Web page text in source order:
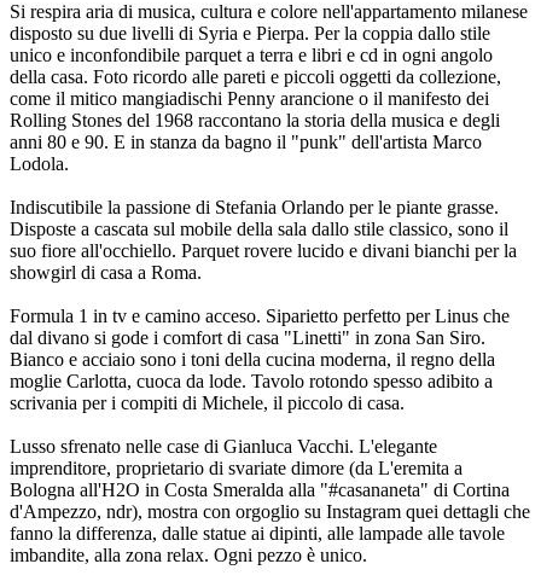
Si respira aria di musica, cultura e colore nell'appartamento milanese
disposto su due livelli di Syria e Pierpa. Per la coppia dallo stile
unico e inconfondibile parquet a terra e libri e cd in ogni angolo
della casa. Foto ricordo alle pareti e piccoli oggetti da collezione,
come il mitico mangiadischi Penny arancione o il manifesto dei
Rolling Stones del 1968 raccontano la storia della musica e degli
anni 80 e 90. E in stanza da bagno il "punk" dell'artista Marco
Lodola.
Indiscutibile la passione di Stefania Orlando per le piante grasse.
Disposte a cascata sul mobile della sala dallo stile classico, sono il
suo fiore all'occhiello. Parquet rovere lucido e divani bianchi per la
showgirl di casa a Roma.
Formula 1 in tv e camino acceso. Siparietto perfetto per Linus che
dal divano si gode i comfort di casa "Linetti" in zona San Siro.
Bianco e acciaio sono i toni della cucina moderna, il regno della
moglie Carlotta, cuoca da lode. Tavolo rotondo spesso adibito a
scrivania per i compiti di Michele, il piccolo di casa.
Lusso sfrenato nelle case di Gianluca Vacchi. L'elegante
imprenditore, proprietario di svariate dimore (da L'eremita a
Bologna all'H2O in Costa Smeralda alla "#casananeta" di Cortina
d'Ampezzo, ndr), mostra con orgoglio su Instagram quei dettagli che
fanno la differenza, dalle statue ai dipinti, alle lampade alle tavole
imbandite, alla zona relax. Ogni pezzo è unico.